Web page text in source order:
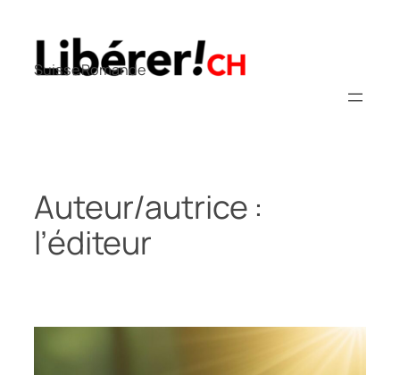
contenu
Suisse Romande
Auteur/autrice :
l’éditeur